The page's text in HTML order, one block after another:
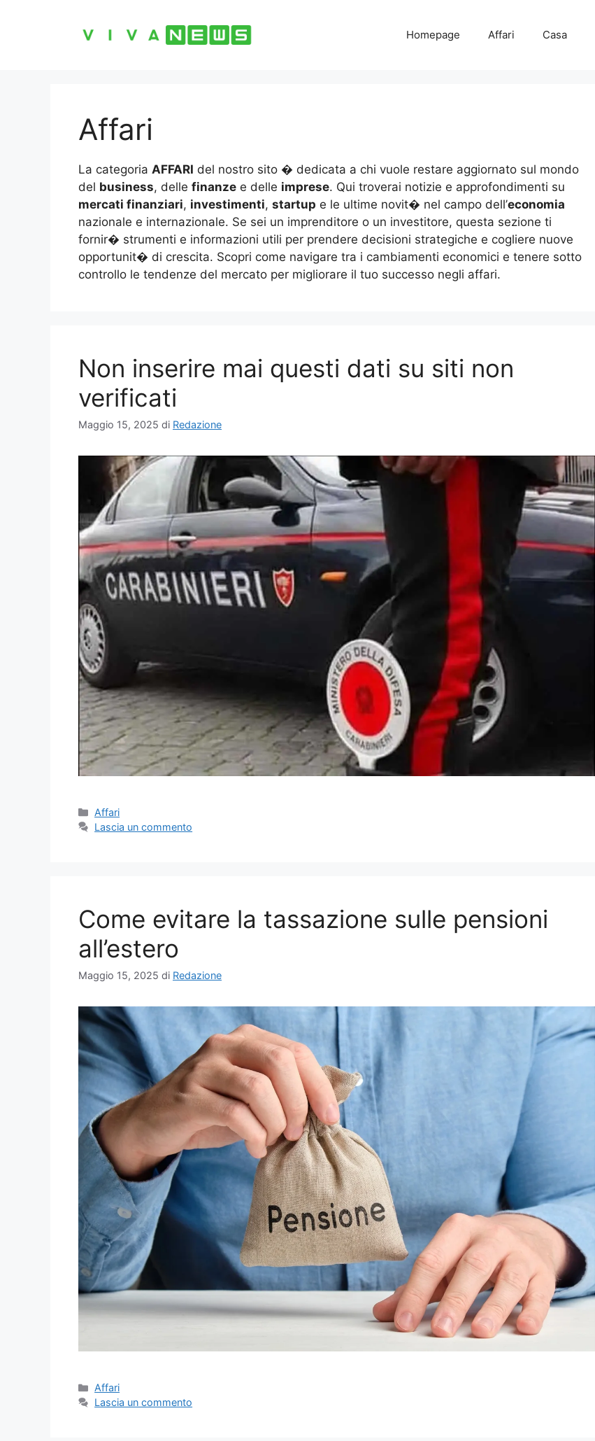
Homepage Affari Casa
Affari
La categoria AFFARI del nostro sito � dedicata a chi vuole restare aggiornato sul mondo
del business, delle finanze e delle imprese. Qui troverai notizie e approfondimenti su
mercati finanziari, investimenti, startup e le ultime novit� nel campo dell’economia
nazionale e internazionale. Se sei un imprenditore o un investitore, questa sezione ti
fornir� strumenti e informazioni utili per prendere decisioni strategiche e cogliere nuove
opportunit� di crescita. Scopri come navigare tra i cambiamenti economici e tenere sotto
controllo le tendenze del mercato per migliorare il tuo successo negli affari.
Non inserire mai questi dati su siti non
verificati
Maggio 15, 2025 di Redazione
Categorie
Affari
Lascia un commento
Come evitare la tassazione sulle pensioni
all’estero
Maggio 15, 2025 di Redazione
Categorie
Affari
Lascia un commento